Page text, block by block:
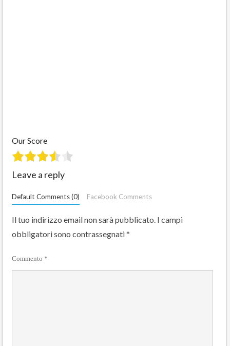
Our Score
Leave a reply
Default Comments (0) Facebook Comments
Il tuo indirizzo email non sarà pubblicato. I campi
obbligatori sono contrassegnati*
Commento *